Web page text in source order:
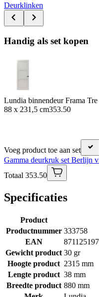
Deurklinken
Handig als set kopen
Lundia binnendeur Frama
88 x 231,5 cm353.50
Voeg product toe aan set
Gamma deurkruk set Berlijn
Totaal 353.50
Specificaties
Product
Productnummer 333758
EAN
Gewicht product 30 gr
Hoogte product 2315 mm
Lengte product 38 mm
Breedte product 880 mm